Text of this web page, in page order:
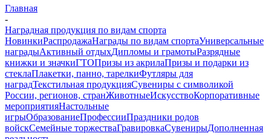
Главная
-
Наградная продукция по видам спорта
НовинкиРаспродажаНаграды по видам спортаУниверсальные
наградыАктивный отдыхДипломы и грамотыРазрядные
книжки и значкиГТОПризы из акрилаПризы и подарки из
стеклаПлакетки, панно, тарелкиФутляры для
наградТекстильная продукцияСувениры с символикой
России, регионов, странЖивотныеИскусствоКорпоративные
мероприятияНастольные
игрыОбразованиеПрофессииПраздники родов
войскСемейные торжестваГравировкаСувенирыДополненная